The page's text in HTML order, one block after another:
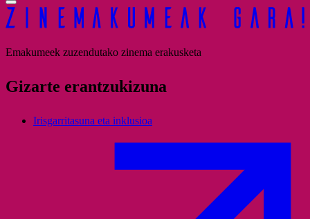
Emakumeek zuzendutako zinema erakusketa
Gizarte erantzukizuna
Irisgarritasuna eta inklusioa